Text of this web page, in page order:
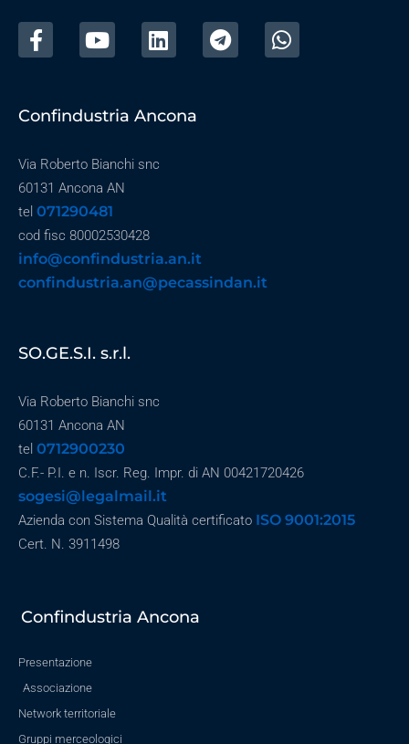
Confindustria Ancona
Via Roberto Bianchi snc
60131 Ancona AN
tel 071290481
cod fisc 80002530428
info@confindustria.an.it
confindustria.an@pecassindan.it
SO.GE.S.I. s.r.l.
Via Roberto Bianchi snc
60131 Ancona AN
tel 0712900230
C.F.- P.I. e n. Iscr. Reg. Impr. di AN 00421720426
sogesi@legalmail.it
Azienda con Sistema Qualità certificato ISO 9001:2015
Cert. N. 3911498
Confindustria Ancona
Presentazione
Associazione
Network territoriale
Gruppi merceologici